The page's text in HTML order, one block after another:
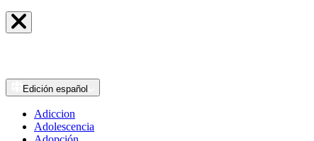
Edición español
Adiccion
Adolescencia